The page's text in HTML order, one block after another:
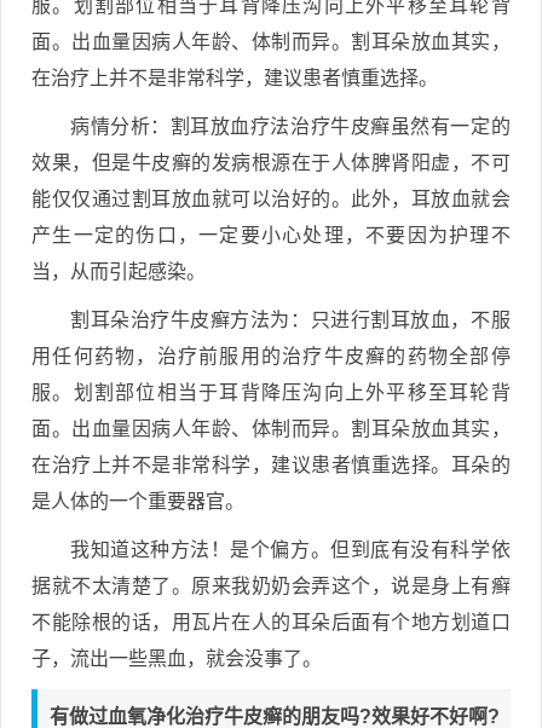
服。划割部位相当于耳背降压沟向上外平移至耳轮背
面。出血量因病人年龄、体制而异。割耳朵放血其实，
在治疗上并不是非常科学，建议患者慎重选择。
病情分析：割耳放血疗法治疗牛皮癣虽然有一定的
效果，但是牛皮癣的发病根源在于人体脾肾阳虚，不可
能仅仅通过割耳放血就可以治好的。此外，耳放血就会
产生一定的伤口，一定要小心处理，不要因为护理不
当，从而引起感染。
割耳朵治疗牛皮癣方法为：只进行割耳放血，不服
用任何药物，治疗前服用的治疗牛皮癣的药物全部停
服。划割部位相当于耳背降压沟向上外平移至耳轮背
面。出血量因病人年龄、体制而异。割耳朵放血其实，
在治疗上并不是非常科学，建议患者慎重选择。耳朵的
是人体的一个重要器官。
我知道这种方法！是个偏方。但到底有没有科学依
据就不太清楚了。原来我奶奶会弄这个，说是身上有癣
不能除根的话，用瓦片在人的耳朵后面有个地方划道口
子，流出一些黑血，就会没事了。
有做过血氧净化治疗牛皮癣的朋友吗?效果好不好啊?